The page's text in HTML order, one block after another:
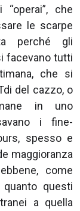
che
le scarpe
perché gli
facevano tutti
che si
del cazzo, o
in uno
i fine-
spesso e
maggioranza
come
questi
a quella